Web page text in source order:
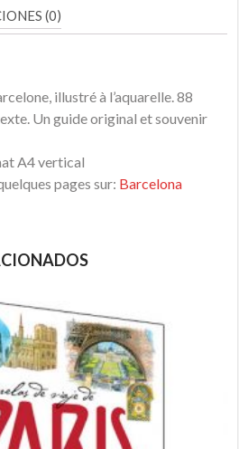
(0)
illustré à l’aquarelle. 88
Un guide original et souvenir
A4 vertical
pages sur: Barcelona